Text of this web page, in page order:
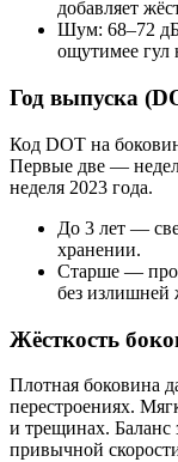
добавляет
Шум: 68–72
ощутимее гул
Год выпуска
Код DOT на
Первые две —
неделя 2023 года.
До 3 лет —
хранении.
Старше —
без излишней
Жёсткость
Плотная боковина
перестроениях.
и трещинах. Баланс
привычной